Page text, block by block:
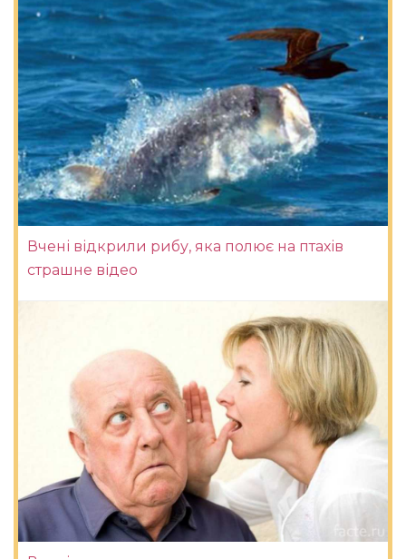
Вчені відкрили рибу, яка полює на птахів
страшне відео